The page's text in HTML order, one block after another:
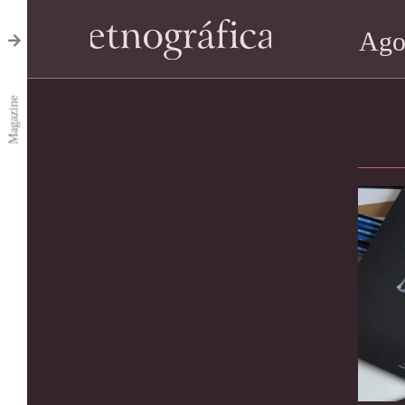
Magazine